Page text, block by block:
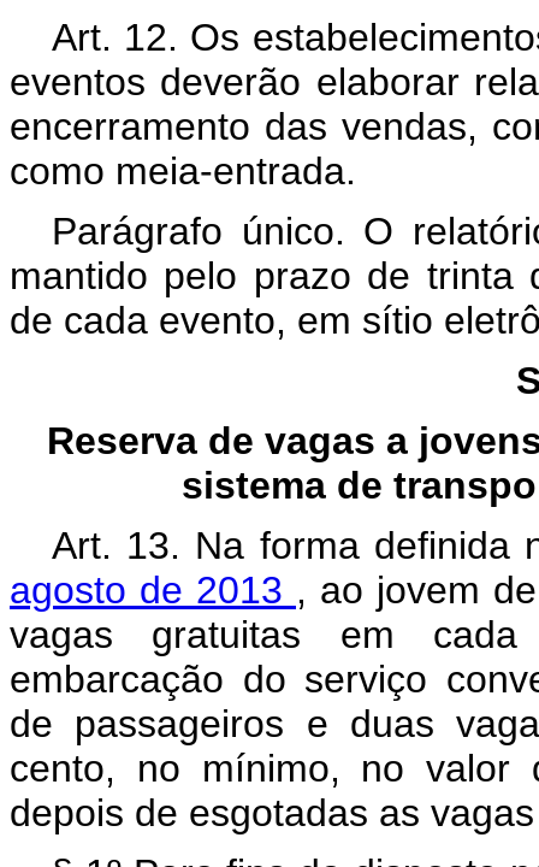
Art. 12. Os
eventos deverão elaborar
encerramento das vendas,
como meia-entrada.
Parágrafo único. O
mantido pelo prazo de trinta
de cada evento, em sítio
Reserva de vagas a
sistema de
Art. 13. Na forma definida
agosto de 2013 , ao jovem
vagas gratuitas em
embarcação do serviço
de passageiros e duas
cento, no mínimo, no valor
depois de esgotadas as